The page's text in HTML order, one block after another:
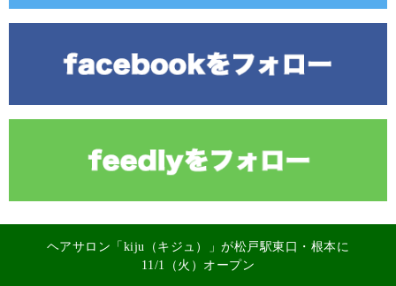
ヘアサロン「kiju（キジュ）」が松戸駅東口・根本に
11/1（火）オープン